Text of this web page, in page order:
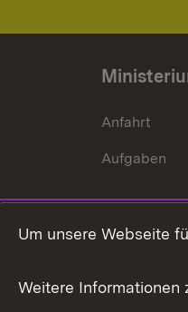
Anfahrt
Aufgaben
Um unsere Webseite
Weitere Informationen